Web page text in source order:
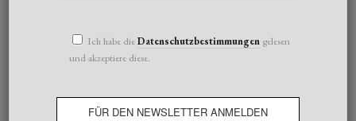
Ich habe dieDatenschutzbestimmungengelesen
und akzeptiere diese.